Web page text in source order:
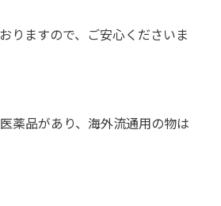
配信
りますので、ご安心くださいま
薬品があり、海外流通用の物は